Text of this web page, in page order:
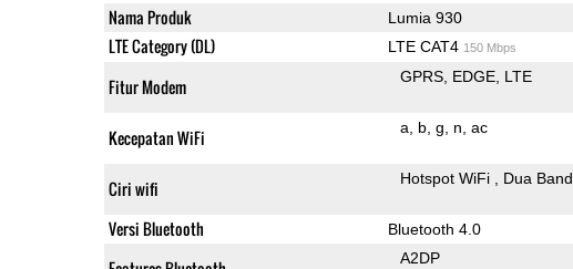
Nama Produk Lumia 930
LTE Category (DL) LTE CAT4 150 Mbps
Fitur Modem GPRS EDGE LTE
Kecepatan WiFi a b g n ac
Ciri wifi Hotspot WiFi Dua Band
Versi Bluetooth Bluetooth 4.0
A2DP